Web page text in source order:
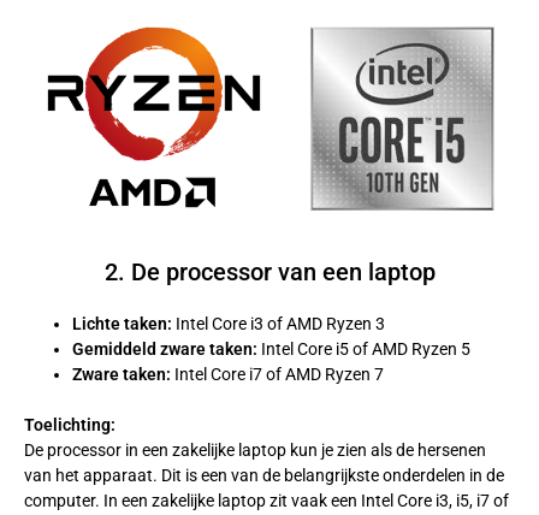
2. De processor van een laptop
Lichte taken: Intel Core i3 of AMD Ryzen 3
Gemiddeld zware taken: Intel Core i5 of AMD Ryzen 5
Zware taken: Intel Core i7 of AMD Ryzen 7
Toelichting:
De processor in een zakelijke laptop kun je zien als de hersenen
van het apparaat. Dit is een van de belangrijkste onderdelen in de
computer. In een zakelijke laptop zit vaak een Intel Core i3, i5, i7 of